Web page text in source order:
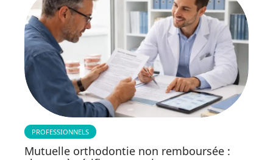
PROFESSIONNELS
Mutuelle orthodontie non remboursée :